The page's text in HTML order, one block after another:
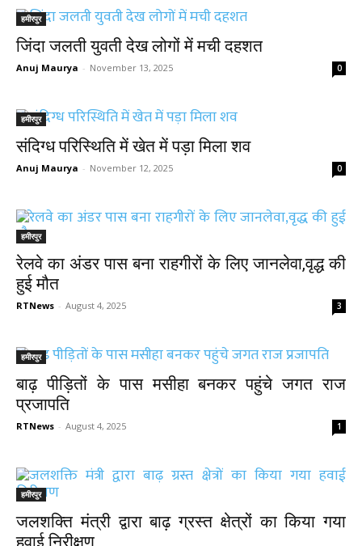
हमीरपुर
जिंदा जलती युवती देख लोगों में मची दहशत
Anuj Maurya - November 13, 2025 0
हमीरपुर
संदिग्ध परिस्थिति में खेत में पड़ा मिला शव
Anuj Maurya - November 12, 2025 0
हमीरपुर
रेलवे का अंडर पास बना राहगीरों के लिए जानलेवा,वृद्ध की
हुई मौत
RTNews - August 4, 2025 3
हमीरपुर
बाढ़ पीड़ितों के पास मसीहा बनकर पहुंचे जगत राज
प्रजापति
RTNews - August 4, 2025 1
हमीरपुर
जलशक्ति मंत्री द्वारा बाढ़ ग्रस्त क्षेत्रों का किया गया
हवाई निरीक्षण